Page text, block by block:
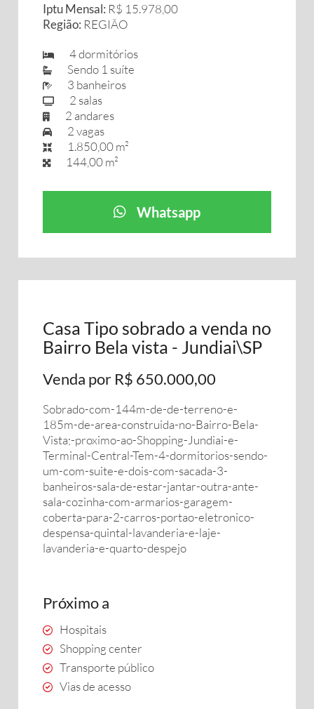
Iptu Mensal: R$ 15.978,00
Região: REGIÃO
4 dormitórios
Sendo 1 suíte
3 banheiros
2 salas
2 andares
2 vagas
1.850,00 m²
144,00 m²
Whatsapp
Casa Tipo sobrado a venda no
Bairro Bela vista - Jundiai\SP
Venda por R$ 650.000,00
Sobrado-com-144m-de-de-terreno-e-
185m-de-area-construida-no-Bairro-Bela-
Vista;-proximo-ao-Shopping-Jundiai-e-
Terminal-Central-Tem-4-dormitorios-sendo-
um-com-suite-e-dois-com-sacada-3-
banheiros-sala-de-estar-jantar-outra-ante-
sala-cozinha-com-armarios-garagem-
coberta-para-2-carros-portao-eletronico-
despensa-quintal-lavanderia-e-laje-
lavanderia-e-quarto-despejo
Próximo a
Hospitais
Shopping center
Transporte público
Vias de acesso